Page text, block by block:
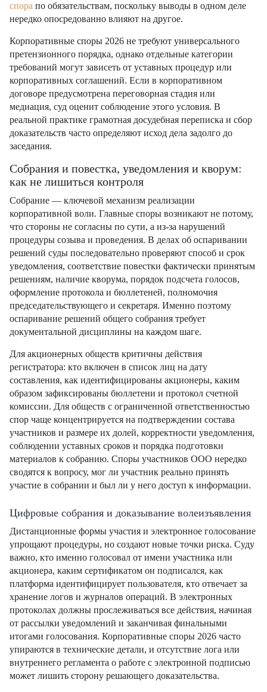
спора по обязательствам, поскольку выводы в одном деле
нередко опосредованно влияют на другое.
Корпоративные споры 2026 не требуют универсального
претензионного порядка, однако отдельные категории
требований могут зависеть от уставных процедур или
корпоративных соглашений. Если в корпоративном
договоре предусмотрена переговорная стадия или
медиация, суд оценит соблюдение этого условия. В
реальной практике грамотная досудебная переписка и сбор
доказательств часто определяют исход дела задолго до
заседания.
Собрания и повестка, уведомления и кворум:
как не лишиться контроля
Собрание — ключевой механизм реализации
корпоративной воли. Главные споры возникают не потому,
что стороны не согласны по сути, а из-за нарушений
процедуры созыва и проведения. В делах об оспаривании
решений суды последовательно проверяют способ и срок
уведомления, соответствие повестки фактически принятым
решениям, наличие кворума, порядок подсчета голосов,
оформление протокола и бюллетеней, полномочия
председательствующего и секретаря. Именно поэтому
оспаривание решений общего собрания требует
документальной дисциплины на каждом шаге.
Для акционерных обществ критичны действия
регистратора: кто включен в список лиц на дату
составления, как идентифицированы акционеры, каким
образом зафиксированы бюллетени и протокол счетной
комиссии. Для обществ с ограниченной ответственностью
спор чаще концентрируется на подтверждении состава
участников и размере их долей, корректности уведомления,
соблюдении уставных сроков и порядка подготовки
материалов к собранию. Споры участников ООО нередко
сводятся к вопросу, мог ли участник реально принять
участие в собрании и был ли у него доступ к информации.
Цифровые собрания и доказывание волеизъявления
Дистанционные формы участия и электронное голосование
упрощают процедуры, но создают новые точки риска. Суду
важно, кто именно голосовал от имени участника или
акционера, каким сертификатом он подписался, как
платформа идентифицирует пользователя, кто отвечает за
хранение логов и журналов операций. В электронных
протоколах должны прослеживаться все действия, начиная
от рассылки уведомлений и заканчивая финальными
итогами голосования. Корпоративные споры 2026 часто
упираются в технические детали, и отсутствие лога или
внутреннего регламента о работе с электронной подписью
может лишить сторону решающего доказательства.